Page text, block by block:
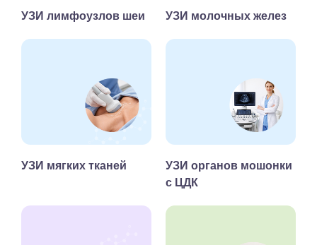
УЗИ лимфоузлов шеи УЗИ молочных желез
УЗИ мягких тканей
УЗИ органов мошонки
с ЦДК